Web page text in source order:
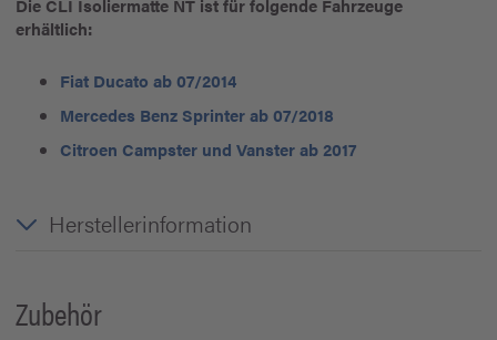
Die CLI Isoliermatte NT ist für folgende Fahrzeuge
erhältlich:
Fiat Ducato ab 07/2014
Mercedes Benz Sprinter ab 07/2018
Citroen Campster und Vanster ab 2017
Herstellerinformation
Zubehör